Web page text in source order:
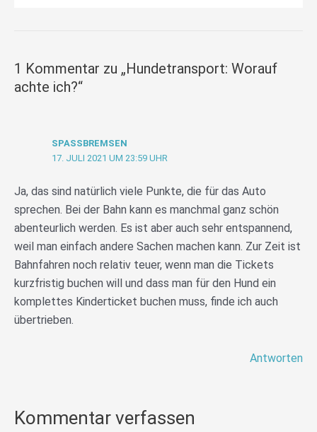
1 Kommentar zu „Hundetransport: Worauf
achte ich?“
SPASSBREMSEN
17. JULI 2021 UM 23:59 UHR
Ja, das sind natürlich viele Punkte, die für das Auto
sprechen. Bei der Bahn kann es manchmal ganz schön
abenteurlich werden. Es ist aber auch sehr entspannend,
weil man einfach andere Sachen machen kann. Zur Zeit ist
Bahnfahren noch relativ teuer, wenn man die Tickets
kurzfristig buchen will und dass man für den Hund ein
komplettes Kinderticket buchen muss, finde ich auch
übertrieben.
Antworten
Kommentar verfassen